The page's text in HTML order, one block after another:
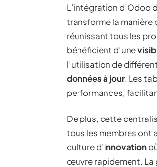
L’intégration d’Odoo
transforme la manière
réunissant tous les
bénéficient d’une
l’utilisation de
données à jour. Les
performances,
De plus, cette
tous les membres ont
culture d’innovation
œuvre rapidement. La